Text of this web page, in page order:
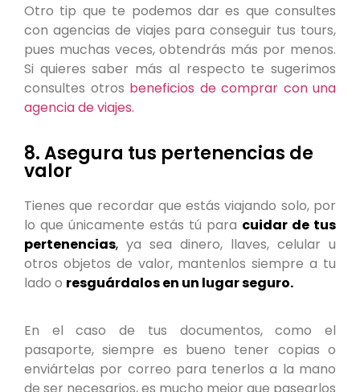
Otro tip que te podemos dar es que consultes
con agencias de viajes para conseguir tus tours,
pues muchas veces, obtendrás más por menos.
Si quieres saber más al respecto te sugerimos
consultes otros beneficios de comprar con una
agencia de viajes.
8. Asegura tus pertenencias de
valor
Tienes que recordar que estás viajando solo, por
lo que únicamente estás tú para cuidar de tus
pertenencias, ya sea dinero, llaves, celular u
otros objetos de valor, mantenlos siempre a tu
lado o resguárdalos en un lugar seguro.
En el caso de tus documentos, como el
pasaporte, siempre es bueno tener copias o
enviártelas por correo para tenerlos a la mano
de ser necesarios, es mucho mejor que pasearlos